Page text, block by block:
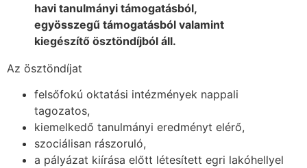
havi tanulmányi támogatásból,
egyösszegű támogatásból valamint
kiegészítő ösztöndíjból áll.
Az ösztöndíjat
felsőfokú oktatási intézmények nappali
tagozatos,
kiemelkedő tanulmányi eredményt elérő,
szociálisan rászoruló,
a pályázat kiírása előtt létesített egri lakóhellyel